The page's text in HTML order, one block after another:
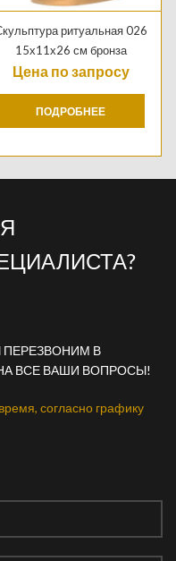
ритуальная 026
15х11х26 см бронза
Цена по запросу
ПОДРОБНЕЕ
ПЕРЕЗВОНИМ В
ВСЕ ВАШИ ВОПРОСЫ!
согласно графику